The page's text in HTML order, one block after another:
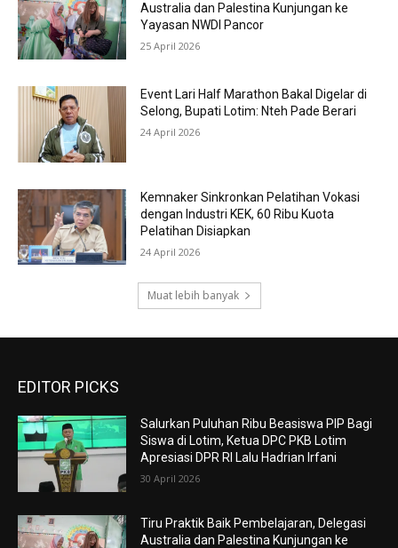
Australia dan Palestina Kunjungan ke
Yayasan NWDI Pancor
25 April 2026
Event Lari Half Marathon Bakal Digelar di
Selong, Bupati Lotim: Nteh Pade Berari
24 April 2026
Kemnaker Sinkronkan Pelatihan Vokasi
dengan Industri KEK, 60 Ribu Kuota
Pelatihan Disiapkan
24 April 2026
Muat lebih banyak
EDITOR PICKS
Salurkan Puluhan Ribu Beasiswa PIP Bagi
Siswa di Lotim, Ketua DPC PKB Lotim
Apresiasi DPR RI Lalu Hadrian Irfani
30 April 2026
Tiru Praktik Baik Pembelajaran, Delegasi
Australia dan Palestina Kunjungan ke